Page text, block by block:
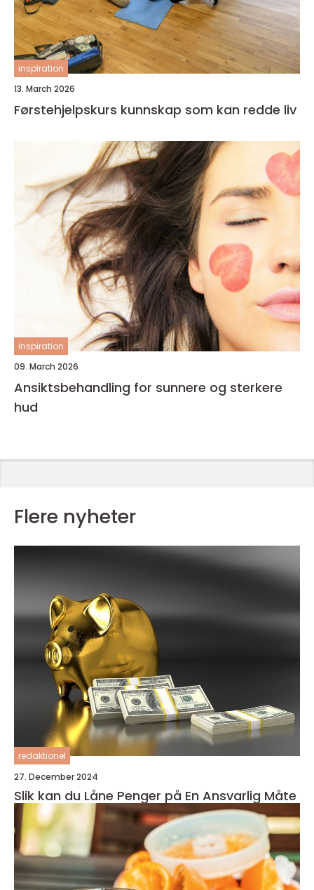
inspiration
13. March 2026
Førstehjelpskurs kunnskap som kan redde liv
inspiration
09. March 2026
Ansiktsbehandling for sunnere og sterkere
hud
Flere nyheter
redaktionel
27. December 2024
Slik kan du Låne Penger på En Ansvarlig Måte